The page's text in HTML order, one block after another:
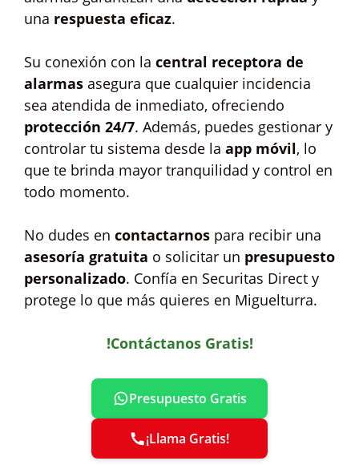
una respuesta eficaz.
Su conexión con la central receptora de
alarmas asegura que cualquier incidencia
sea atendida de inmediato, ofreciendo
protección 24/7. Además, puedes gestionar y
controlar tu sistema desde la app móvil, lo
que te brinda mayor tranquilidad y control en
todo momento.
No dudes en contactarnos para recibir una
asesoría gratuita o solicitar un presupuesto
personalizado. Confía en Securitas Direct y
protege lo que más quieres en Miguelturra.
!Contáctanos Gratis!
Presupuesto Gratis
¡Llama Gratis!